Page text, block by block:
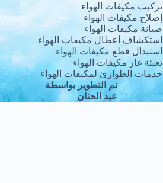
تركيب مكيفات الهواء
إصلاح مكيفات الهواء
صيانة مكيفات الهواء
استكشاف أعطال مكيفات الهواء
استبدال قطع مكيفات الهواء
تعبئة غاز مكيفات الهواء
خدمات الطوارئ لمكيفات الهواء
تم التطوير بواسطة
عبد الحنان